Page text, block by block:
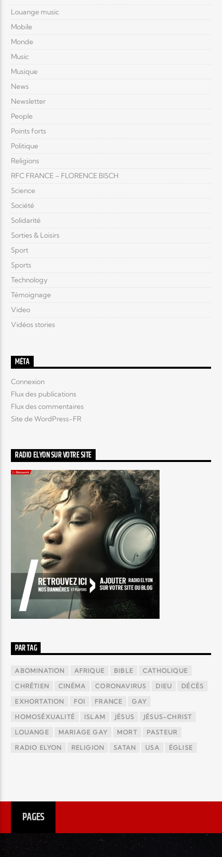
Louange music
Mobile
Monde
Music
Musique
News
Newsletter
People
Points forts
Politique
Religions
RFC FRANCE – FLORENCE BISCH
Science
Société
Solidarité
Sorties & Loisirs
Sport
Sports
Technology
Témoignage
Video
Vidéos stories
MÉTA
Connexion
Flux des publications
Flux des commentaires
Site de WordPress-FR
RADIO ELYON SUR VOTRE SITE
PAR TAG
ABOMINATION AFRIQUE BIBLE CATHOLIQUE
CHRÉTIEN CINÉMA CORONAVIRUS DIEU DÉCÈS
EXHORTATION FOI FRANCE GAY
HOMOSÉXUALITÉ ISLAM JÉSUS JÉSUS-CHRIST
LOUANGE MARIAGE GAY MORT PASTEUR
RADIO ELYON RELIGION SATAN USA ÉGLISE
PAGES